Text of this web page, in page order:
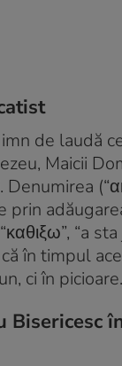
de laudă
Maicii
prin
“a sta
în timpul
ci în picioare.
Bisericesc